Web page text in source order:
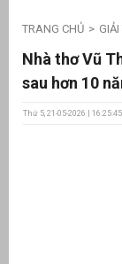
TRANG CHỦ GIẢI
Nhà thơ Vũ
sau hơn 10
Thứ 5, 21-05-2026 | 16:25:45